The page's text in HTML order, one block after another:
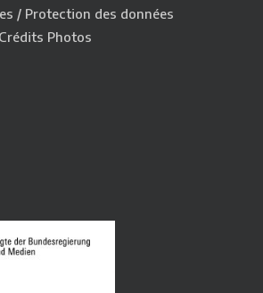
/ Protection des données
Crédits Photos